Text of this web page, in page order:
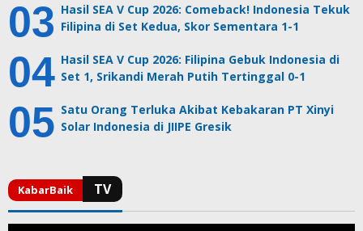
Hasil SEA V Cup 2026: Comeback! Indonesia Tekuk
Filipina di Set Kedua, Skor Sementara 1-1
Hasil SEA V Cup 2026: Filipina Gebuk Indonesia di
Set 1, Srikandi Merah Putih Tertinggal 0-1
Satu Orang Terluka Akibat Kebakaran PT Xinyi
Solar Indonesia di JIIPE Gresik